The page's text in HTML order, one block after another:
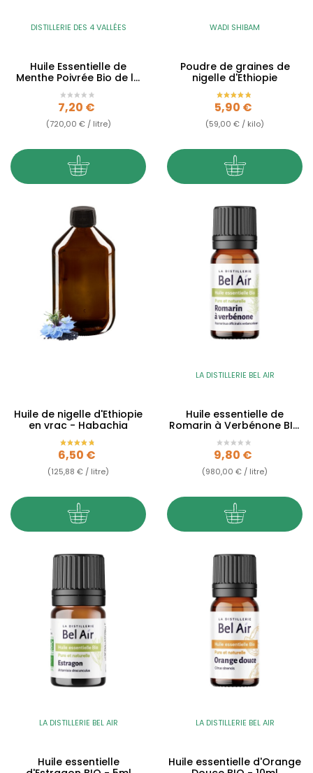
DISTILLERIE DES 4 VALLÉES
Huile Essentielle de
Menthe Poivrée Bio de la
Drôme
Prix
7,20 €
(720,00 € / litre)
WADI SHIBAM
Poudre de graines de
nigelle d'Ethiopie
Prix
5,90 €
(59,00 € / kilo)
Huile de nigelle d'Ethiopie
en vrac - Habachia
Prix
6,50 €
(125,88 € / litre)
LA DISTILLERIE BEL AIR
Huile essentielle de
Romarin à Verbénone BIO
- 10ml
Prix
9,80 €
(980,00 € / litre)
LA DISTILLERIE BEL AIR
Huile essentielle
LA DISTILLERIE BEL AIR
Huile essentielle d'Orange